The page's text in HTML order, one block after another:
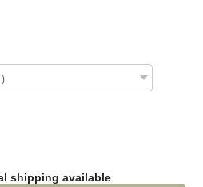
shipping available